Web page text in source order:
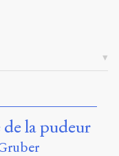
la pudeur